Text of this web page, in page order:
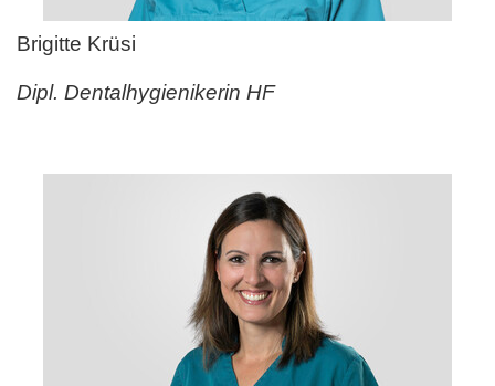
Brigitte Krüsi
Dipl. Dentalhygienikerin HF